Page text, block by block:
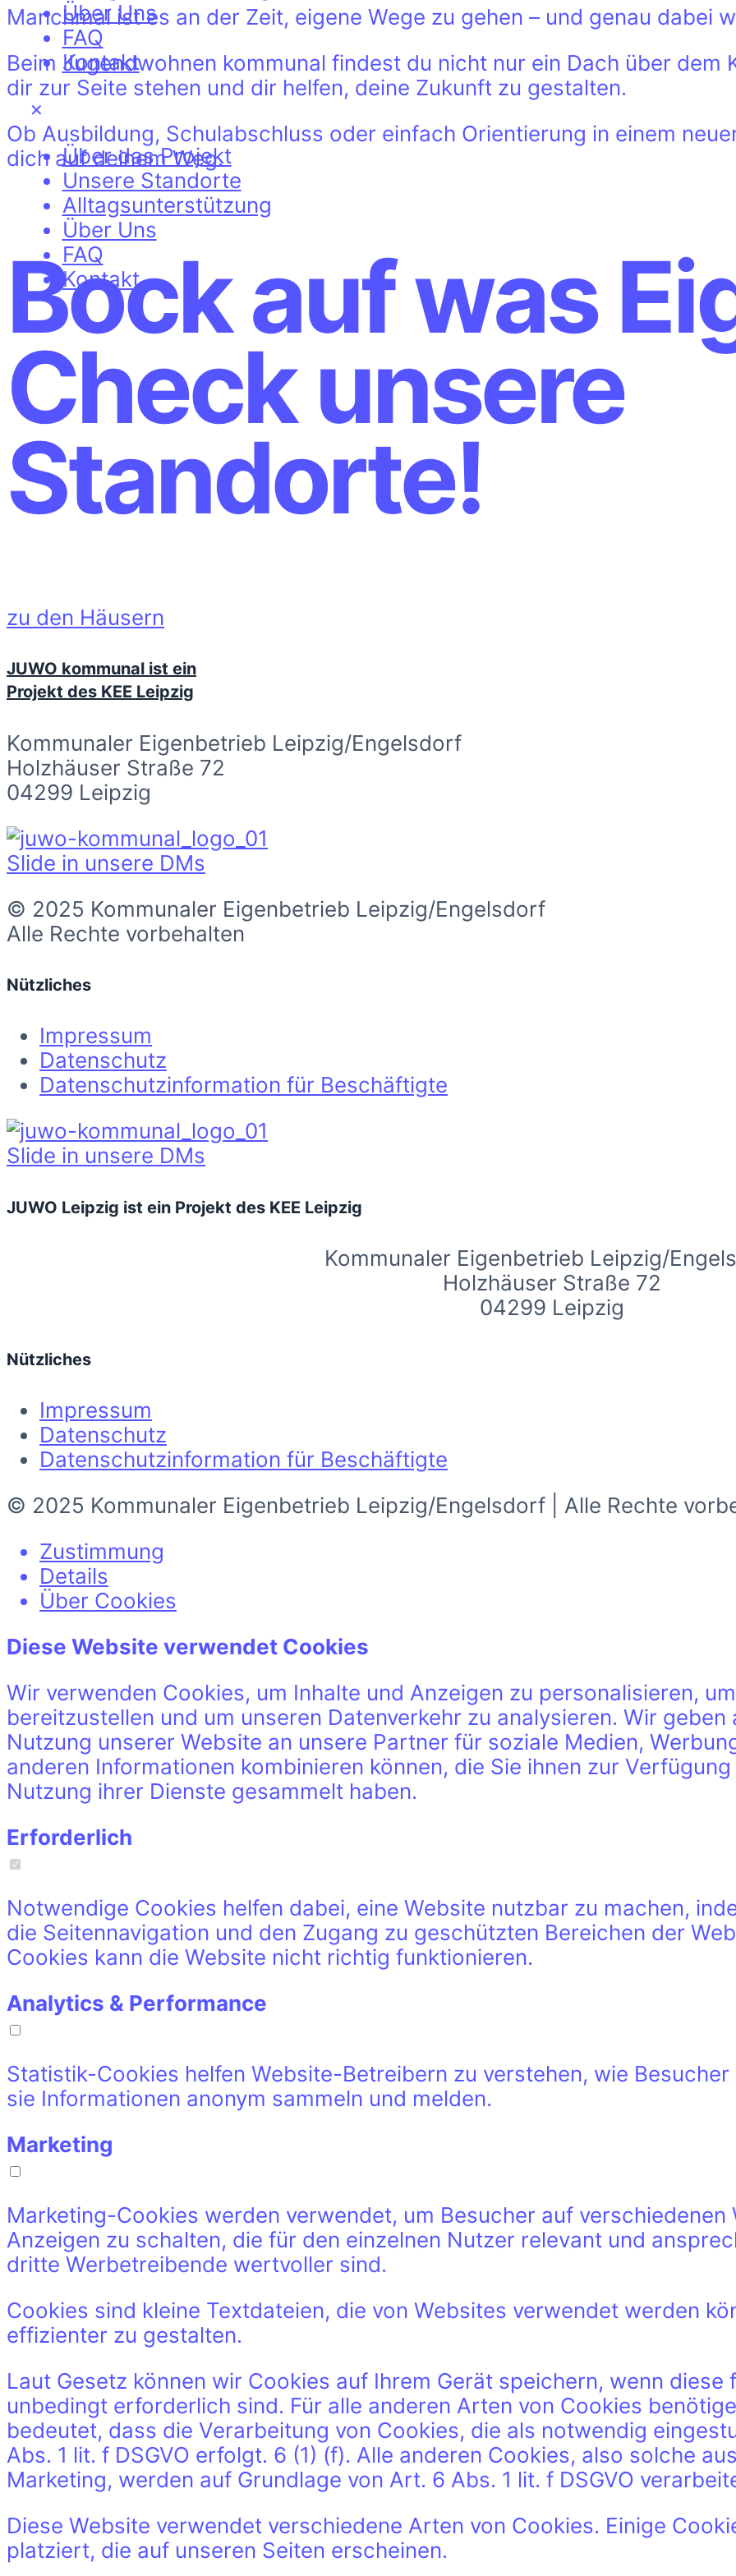
Über Uns
FAQ
Kontakt
✕
Über das Projekt
Unsere Standorte
Alltagsunterstützung
Über Uns
FAQ
Kontakt
Manchmal ist es an der Zeit, eigene Wege zu gehen – und genau dabei
Beim Jugendwohnen kommunal findest du nicht nur ein Dach über dem
dir zur Seite stehen und dir helfen, deine Zukunft zu gestalten.
Ob Ausbildung, Schulabschluss oder einfach Orientierung in einem
dich auf deinem Weg.
Bock auf was
Check unsere
Standorte!
zu den Häusern
JUWO kommunal ist ein
Projekt des KEE Leipzig
Kommunaler Eigenbetrieb Leipzig/Engelsdorf
Holzhäuser Straße 72
04299 Leipzig
Slide in unsere DMs
© 2025 Kommunaler Eigenbetrieb Leipzig/Engelsdorf
Alle Rechte vorbehalten
Nützliches
Impressum
Datenschutz
Datenschutzinformation für Beschäftigte
Slide in unsere DMs
JUWO Leipzig ist ein Projekt des KEE Leipzig
Kommunaler Eigenbetrieb Leipzig/
Holzhäuser Straße 72
04299 Leipzig
Nützliches
Impressum
Datenschutz
Datenschutzinformation für Beschäftigte
© 2025 Kommunaler Eigenbetrieb Leipzig/Engelsdorf | Alle Rechte
Zustimmung
Details
Über Cookies
Diese Website verwendet Cookies
Wir verwenden Cookies, um Inhalte und Anzeigen zu personalisieren,
bereitzustellen und um unseren Datenverkehr zu analysieren. Wir
Nutzung unserer Website an unsere Partner für soziale Medien,
anderen Informationen kombinieren können, die Sie ihnen zur
Nutzung ihrer Dienste gesammelt haben.
Erforderlich
Notwendige Cookies helfen dabei, eine Website nutzbar zu machen,
die Seitennavigation und den Zugang zu geschützten Bereichen der
Cookies kann die Website nicht richtig funktionieren.
Analytics & Performance
Statistik-Cookies helfen Website-Betreibern zu verstehen, wie
sie Informationen anonym sammeln und melden.
Marketing
Marketing-Cookies werden verwendet, um Besucher auf verschiedenen
Anzeigen zu schalten, die für den einzelnen Nutzer relevant und
dritte Werbetreibende wertvoller sind.
Cookies sind kleine Textdateien, die von Websites verwendet werden
effizienter zu gestalten.
Laut Gesetz können wir Cookies auf Ihrem Gerät speichern, wenn
unbedingt erforderlich sind. Für alle anderen Arten von Cookies
bedeutet, dass die Verarbeitung von Cookies, die als notwendig
Abs. 1 lit. f DSGVO erfolgt. 6 (1) (f). Alle anderen Cookies, also solche
Marketing, werden auf Grundlage von Art. 6 Abs. 1 lit. f DSGVO
Diese Website verwendet verschiedene Arten von Cookies. Einige
platziert, die auf unseren Seiten erscheinen.